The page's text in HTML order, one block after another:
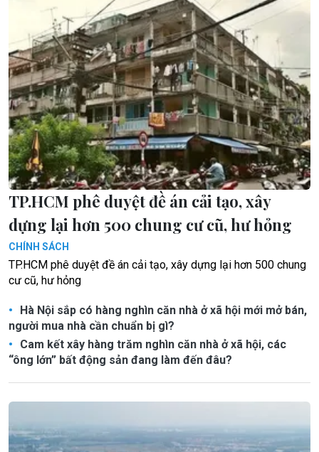
TP.HCM phê duyệt đề án cải tạo, xây
dựng lại hơn 500 chung cư cũ, hư hỏng
CHÍNH SÁCH
TP.HCM phê duyệt đề án cải tạo, xây dựng lại hơn 500 chung
cư cũ, hư hỏng
Hà Nội sắp có hàng nghìn căn nhà ở xã hội mới mở bán,
người mua nhà cần chuẩn bị gì?
Cam kết xây hàng trăm nghìn căn nhà ở xã hội, các
“ông lớn” bất động sản đang làm đến đâu?